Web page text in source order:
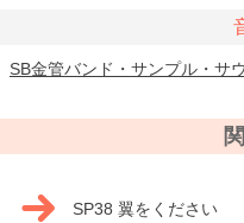
SB金管バンド・サンプル・サ
SP38 翼をください